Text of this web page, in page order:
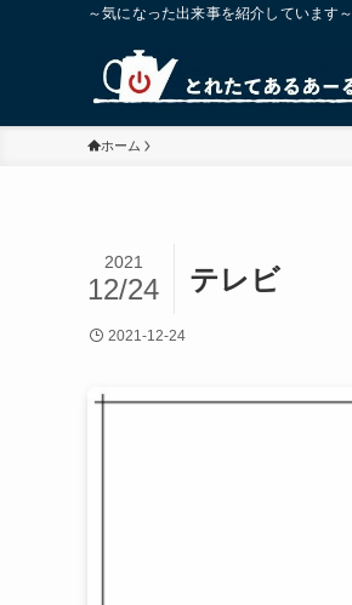
～気になった出来事を紹介しています～
ホーム
テレビ
2021
12/24
2021-12-24